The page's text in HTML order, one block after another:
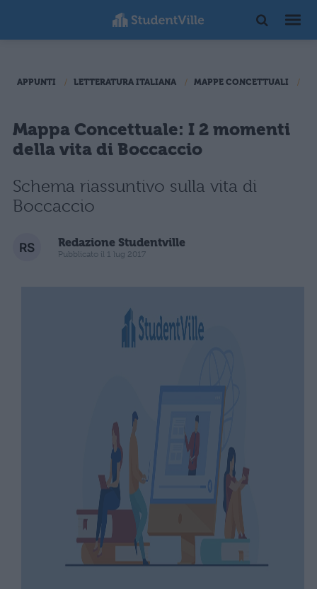
APPUNTI LETTERATURA ITALIANA MAPPE CONCETTUALI
Mappa Concettuale: I 2 momenti
della vita di Boccaccio
Schema riassuntivo sulla vita di
Boccaccio
Redazione Studentville
Pubblicato il 1 lug 2017